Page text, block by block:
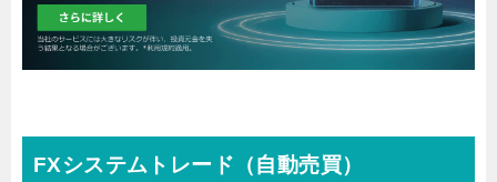
FXシステムトレード（自動売買）